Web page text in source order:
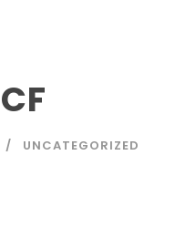
UNCATEGORIZED